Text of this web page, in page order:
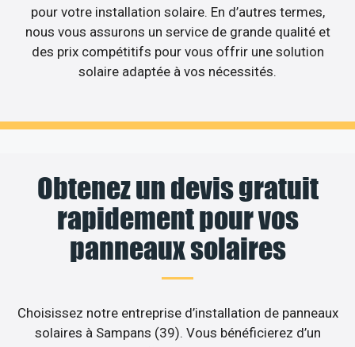
pour votre installation solaire. En d’autres termes,
nous vous assurons un service de grande qualité et
des prix compétitifs pour vous offrir une solution
solaire adaptée à vos nécessités.
Obtenez un devis gratuit
rapidement pour vos
panneaux solaires
Choisissez notre entreprise d’installation de panneaux
solaires à Sampans (39). Vous bénéficierez d’un